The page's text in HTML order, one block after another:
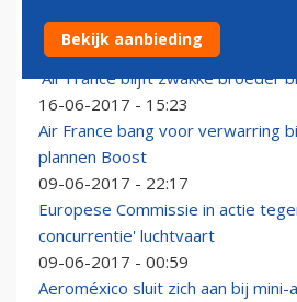
Mediteren aan boord bij Air France
21-06-2017 - 07:51
'Air France blijft zwakke broeder
16-06-2017 - 15:23
Air France bang voor verwarring
plannen Boost
09-06-2017 - 22:17
Europese Commissie in actie
concurrentie' luchtvaart
09-06-2017 - 00:59
Aeroméxico sluit zich aan bij mini-
Bekijk aanbieding